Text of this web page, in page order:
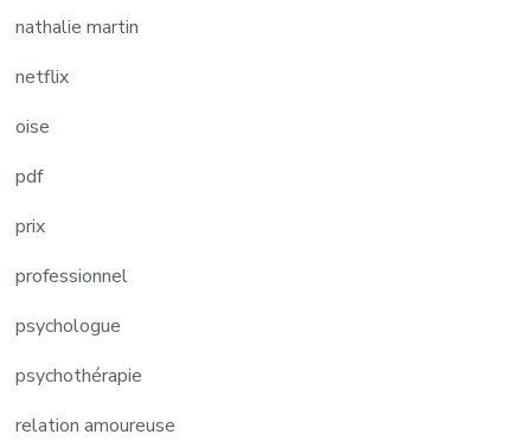
nathalie martin
netflix
oise
pdf
prix
professionnel
psychologue
psychothérapie
relation amoureuse